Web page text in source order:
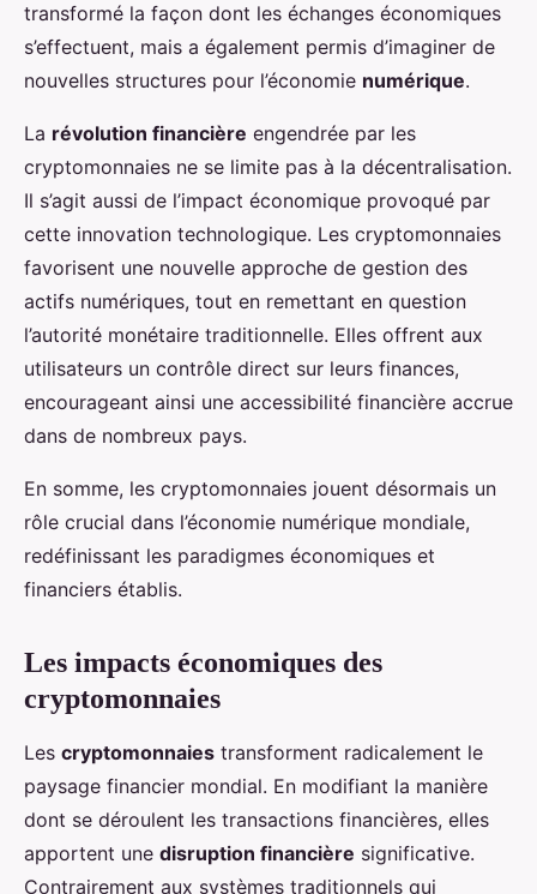
transformé la façon dont les échanges économiques
s’effectuent, mais a également permis d’imaginer de
nouvelles structures pour l’économie numérique.
La révolution financière engendrée par les
cryptomonnaies ne se limite pas à la décentralisation.
Il s’agit aussi de l’impact économique provoqué par
cette innovation technologique. Les cryptomonnaies
favorisent une nouvelle approche de gestion des
actifs numériques, tout en remettant en question
l’autorité monétaire traditionnelle. Elles offrent aux
utilisateurs un contrôle direct sur leurs finances,
encourageant ainsi une accessibilité financière accrue
dans de nombreux pays.
En somme, les cryptomonnaies jouent désormais un
rôle crucial dans l’économie numérique mondiale,
redéfinissant les paradigmes économiques et
financiers établis.
Les impacts économiques des
cryptomonnaies
Les cryptomonnaies transforment radicalement le
paysage financier mondial. En modifiant la manière
dont se déroulent les transactions financières, elles
apportent une disruption financière significative.
Contrairement aux systèmes traditionnels qui